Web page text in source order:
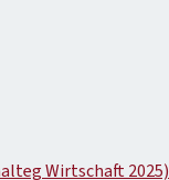
Wirtschaft 2025)